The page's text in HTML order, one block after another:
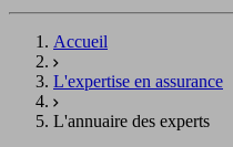
Accueil
L'expertise en assurance
L'annuaire des experts